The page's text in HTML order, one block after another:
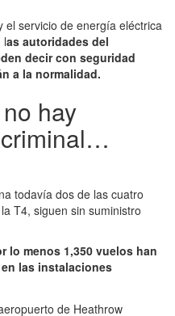
el servicio de energía eléctrica
las autoridades del
decir con seguridad
a la normalidad.
hay
todavía dos de las cuatro
T4, siguen sin suministro
lo menos 1,350 vuelos han
las instalaciones